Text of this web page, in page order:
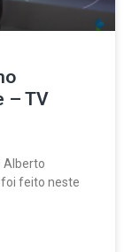
– TV
Alberto
feito neste